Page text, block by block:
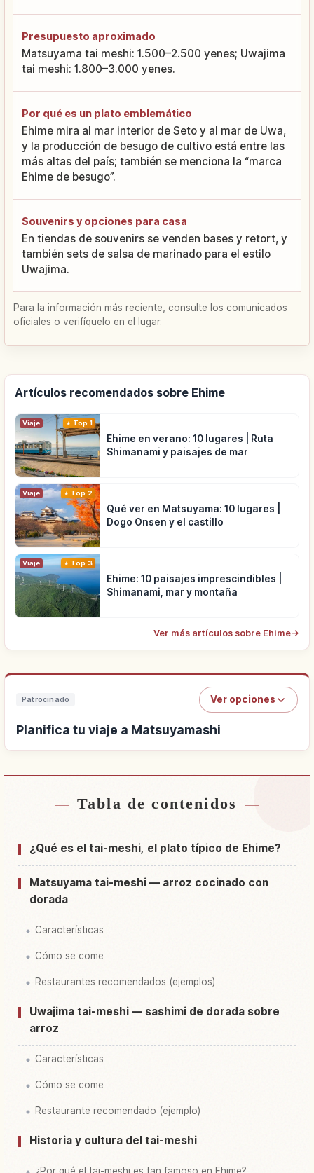
Presupuesto aproximado
Matsuyama tai meshi: 1.500–2.500 yenes; Uwajima
tai meshi: 1.800–3.000 yenes.
Por qué es un plato emblemático
Ehime mira al mar interior de Seto y al mar de Uwa,
y la producción de besugo de cultivo está entre las
más altas del país; también se menciona la “marca
Ehime de besugo”.
Souvenirs y opciones para casa
En tiendas de souvenirs se venden bases y retort, y
también sets de salsa de marinado para el estilo
Uwajima.
Para la información más reciente, consulte los comunicados
oficiales o verifíquelo en el lugar.
Artículos recomendados sobre Ehime
Viaje Top 1
Ehime en verano: 10 lugares | Ruta
Shimanami y paisajes de mar
Viaje Top 2
Qué ver en Matsuyama: 10 lugares |
Dogo Onsen y el castillo
Viaje Top 3
Ehime: 10 paisajes imprescindibles |
Shimanami, mar y montaña
Ver más artículos sobre Ehime→
Patrocinado Ver opciones
Planifica tu viaje a Matsuyamashi
Buscar alojamiento cerca de Matsuyamashi
Buscar experiencias en Matsuyamashi↗
Tabla de contenidos
¿Qué es el tai-meshi, el plato típico de Ehime?
Matsuyama tai-meshi — arroz cocinado con
dorada
Características
Cómo se come
Restaurantes recomendados (ejemplos)
Uwajima tai-meshi — sashimi de dorada sobre
arroz
Características
Cómo se come
Restaurante recomendado (ejemplo)
Historia y cultura del tai-meshi